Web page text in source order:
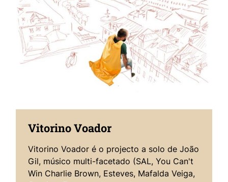
Vitorino Voador
Vitorino Voador é o projecto a solo de João
Gil, músico multi-facetado (SAL, You Can't
Win Charlie Brown, Esteves, Mafalda Veiga,